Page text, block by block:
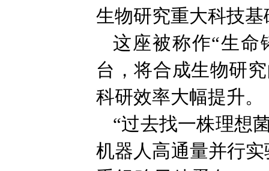
生物研究重大科技基
这座被称作“生命
台，将合成生物研
科研效率大幅提升。
“过去找一株理想
机器人高通量并行